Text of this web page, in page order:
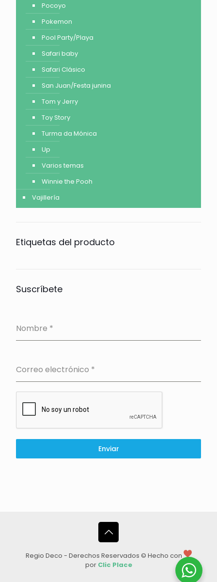
Pocoyo
Pokemon
Pool Party/Playa
Safari baby
Safari Clásico
San Juan/Festa junina
Tom y Jerry
Toy Story
Turma da Mónica
Up
Varios temas
Winnie the Pooh
Vajillería
Etiquetas del producto
Suscríbete
Nombre *
Correo electrónico *
Enviar
Regio Deco - Derechos Reservados © Hecho con
por Clic Place